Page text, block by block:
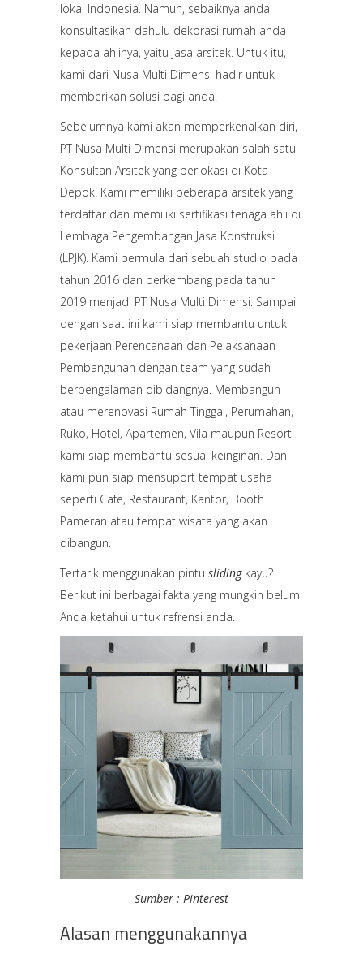
lokal Indonesia. Namun, sebaiknya anda
konsultasikan dahulu dekorasi rumah anda
kepada ahlinya, yaitu jasa arsitek. Untuk itu,
kami dari Nusa Multi Dimensi hadir untuk
memberikan solusi bagi anda.
Sebelumnya kami akan memperkenalkan diri,
PT Nusa Multi Dimensi merupakan salah satu
Konsultan Arsitek yang berlokasi di Kota
Depok. Kami memiliki beberapa arsitek yang
terdaftar dan memiliki sertifikasi tenaga ahli di
Lembaga Pengembangan Jasa Konstruksi
(LPJK). Kami bermula dari sebuah studio pada
tahun 2016 dan berkembang pada tahun
2019 menjadi PT Nusa Multi Dimensi. Sampai
dengan saat ini kami siap membantu untuk
pekerjaan Perencanaan dan Pelaksanaan
Pembangunan dengan team yang sudah
berpengalaman dibidangnya. Membangun
atau merenovasi Rumah Tinggal, Perumahan,
Ruko, Hotel, Apartemen, Vila maupun Resort
kami siap membantu sesuai keinginan. Dan
kami pun siap mensuport tempat usaha
seperti Cafe, Restaurant, Kantor, Booth
Pameran atau tempat wisata yang akan
dibangun.
Tertarik menggunakan pintu slidingkayu?
Berikut ini berbagai fakta yang mungkin belum
Anda ketahui untuk refrensi anda.
Sumber : Pinterest
Alasan menggunakannya